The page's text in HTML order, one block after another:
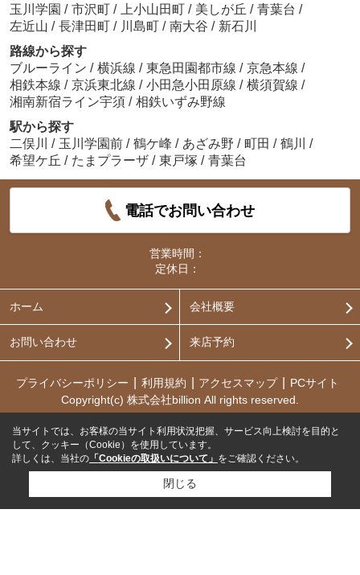
玉川学園 / 市沢町 / 上小山田町 / 美しが丘 / 青葉台 /
左近山 / 長津田町 / 川島町 / 南大谷 / 新石川
路線から探す
ブルーライン / 横浜線 / 東急田園都市線 / 京急本線 /
相鉄本線 / 京浜東北線 / 小田急小田原線 / 横須賀線 /
湘南新宿ライン宇須 / 相鉄いずみ野線
駅から探す
二俣川
/ 玉川学園前 / 鶴ケ峰 / あざみ野 / 町田 / 鶴川
/
希望ケ丘 / たまプラーザ / 東戸塚 / 青葉台
電話でお問い合わせ
営業時間：
定休日：
ホーム 会社概要
お問い合わせ 来店予約
プライバシーポリシー 利用規約 アクセスマップ
PCサイト
Copyright(c) 株式会社billion All rights reserved.
当サイトでは、お客様の当サイト利用状況把握、サービス向上検討を目的と
して、クッキー（Cookie）を使用しています。
詳しくは、当社の 「Cookieの取扱いについて」 をご確認ください。
閉じる